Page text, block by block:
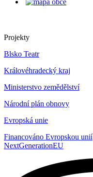
Projekty
Blsko Teatr
Královéhradecký kraj
Ministerstvo zemědělství
Národní plán obnovy
Evropská unie
Financováno Evropskou unií
NextGenerationEU